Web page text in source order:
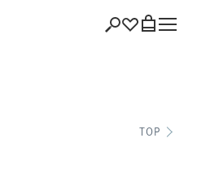
ショッピング
TOP